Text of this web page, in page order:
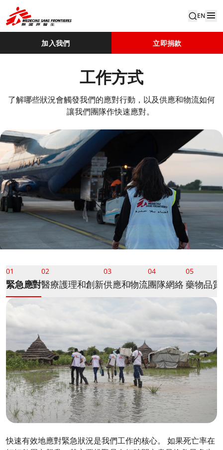
EN
加入我們 立即捐款
工作方式
了解哪些狀況會觸發我們的應對行動，以及供應和物流如何
讓我們團隊作快速應對。
01
緊急應對​
02
醫療護理和創新
03
供應和物流
04
團隊網絡
05
藥物品質
快速有效地應對緊急狀況是我們工作的核心。 如果死亡率在